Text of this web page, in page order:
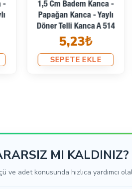
Kanca -
- Yaylı
A 514
EKLE
1,5 Cm Gemici
Tasma Kancası -
Döner Kanca A
47,52₺
SEPETE EKLE
MI KALDINIZ?
ve adet konusunda hızlıca yardımcı